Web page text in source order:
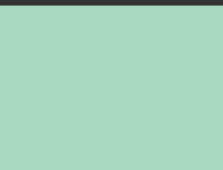
PREFECTURE DE LA DROME